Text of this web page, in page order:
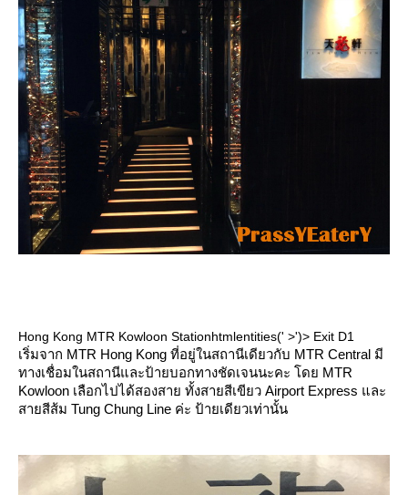
Hong Kong MTR Kowloon Stationhtmlentities(' >')> Exit D1
เริ่มจาก MTR Hong Kong ที่อยู่ในสถานีเดียวกับ MTR Central มี
ทางเชื่อมในสถานีและป้ายบอกทางชัดเจนนะคะ โดย MTR
Kowloon เลือกไปได้สองสาย ทั้งสายสีเขียว Airport Express และ
สายสีส้ม Tung Chung Line ค่ะ ป้ายเดียวเท่านั้น